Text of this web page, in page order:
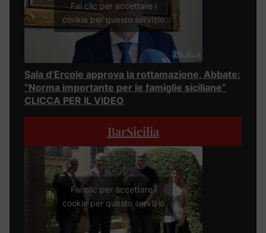
Fai clic per accettare i
cookie per questo servizio
Sala d’Ercole approva la rottamazione, Abbate:
“Norma importante per le famiglie siciliane”
CLICCA PER IL VIDEO
BarSicilia
Fai clic per accettare i
cookie per questo servizio